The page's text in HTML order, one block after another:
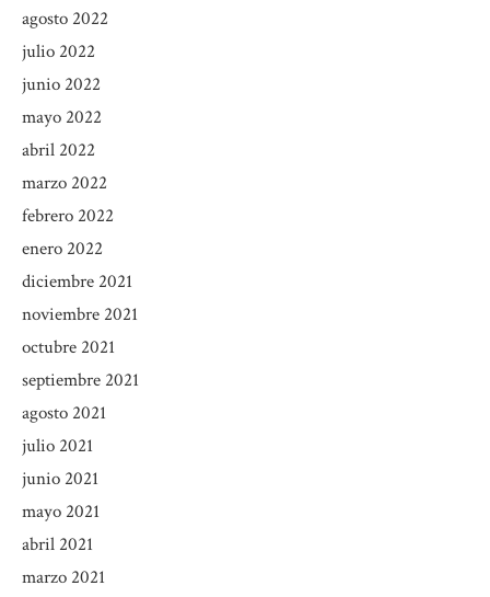
agosto 2022
julio 2022
junio 2022
mayo 2022
abril 2022
marzo 2022
febrero 2022
enero 2022
diciembre 2021
noviembre 2021
octubre 2021
septiembre 2021
agosto 2021
julio 2021
junio 2021
mayo 2021
abril 2021
marzo 2021